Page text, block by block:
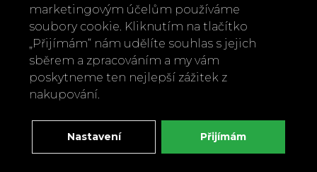
Zavolejte nám
+420 737 886 915
Napište nám
info@bylobylibo.cz
marketingovým účelům používáme
soubory cookie. Kliknutím na tlačítko
„Přijímám“ nám udělíte souhlas s jejich
sběrem a zpracováním a my vám
poskytneme ten nejlepší zážitek z
nakupování.
Nastavení Přijímám